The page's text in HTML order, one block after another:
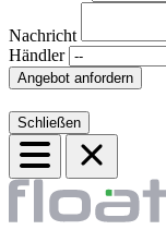
Nachricht
Händler
Angebot anfordern
Schließen